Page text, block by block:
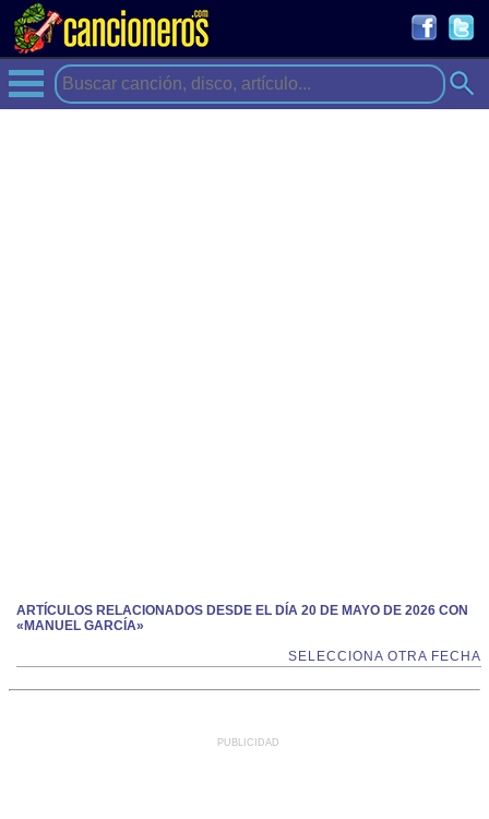
ARTÍCULOS RELACIONADOS DESDE EL DÍA 20 DE MAYO DE 2026 CON
«MANUEL GARCÍA»
SELECCIONA OTRA FECHA
PUBLICIDAD